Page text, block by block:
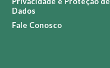
Dados
Fale Conosco